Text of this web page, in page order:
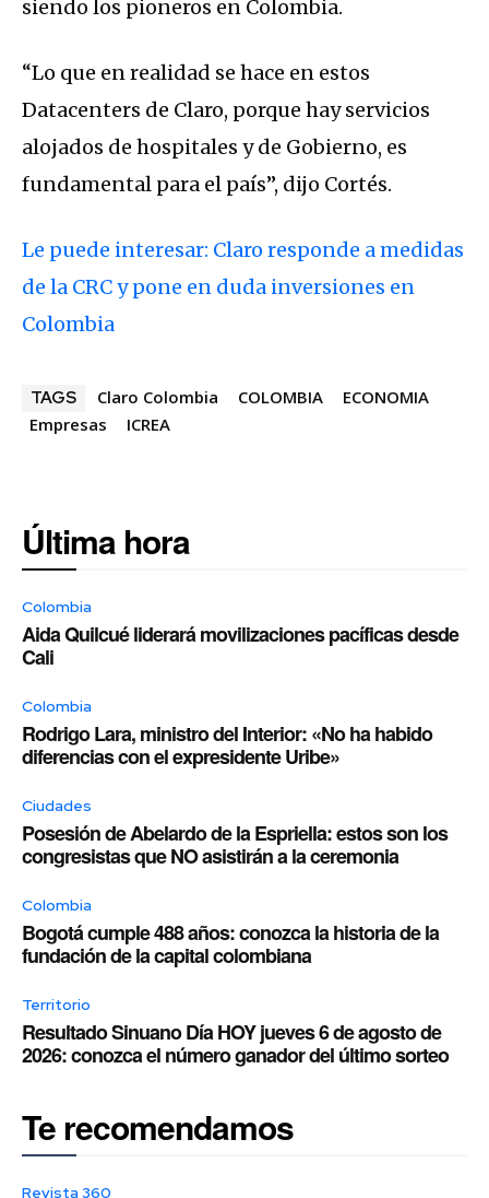
siendo los pioneros en Colombia.
“Lo que en realidad se hace en estos
Datacenters de Claro, porque hay servicios
alojados de hospitales y de Gobierno, es
fundamental para el país”, dijo Cortés.
Le puede interesar: Claro responde a medidas
de la CRC y pone en duda inversiones en
Colombia
TAGS Claro Colombia COLOMBIA
ECONOMIA
Empresas
ICREA
Última hora
Colombia
Aida Quilcué liderará movilizaciones pacíficas desde
Cali
Colombia
Rodrigo Lara, ministro del Interior: «No ha habido
diferencias con el expresidente Uribe»
Ciudades
Posesión de Abelardo de la Espriella: estos son los
congresistas que NO asistirán a la ceremonia
Colombia
Bogotá cumple 488 años: conozca la historia de la
fundación de la capital colombiana
Territorio
Resultado Sinuano Día HOY jueves 6 de agosto de
2026: conozca el número ganador del último sorteo
Te recomendamos
Revista 360